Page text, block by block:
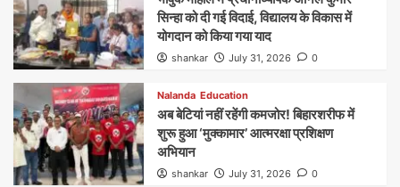
सिन्हा को दी गई विदाई, विद्यालय के विकास में
योगदान को किया गया याद
shankar July 31, 2026 0
Nalanda Education
अब बेटियां नहीं रहेंगी कमजोर! बिहारशरीफ में
शुरू हुआ ‘मुक्कामार’ आत्मरक्षा प्रशिक्षण
अभियान
shankar July 31, 2026 0